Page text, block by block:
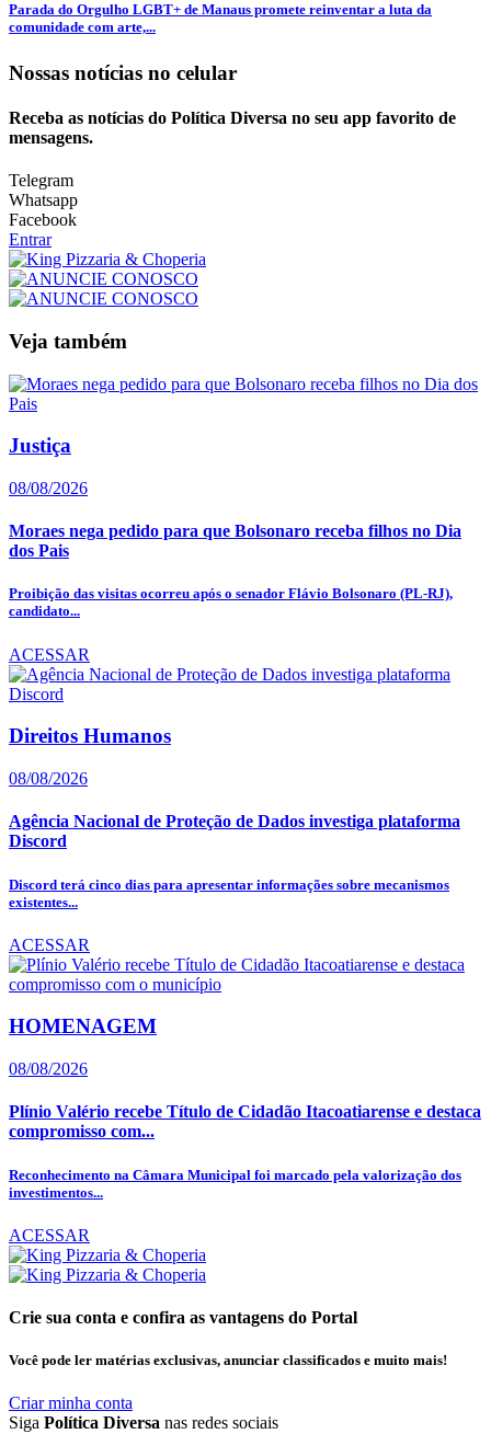
Parada do Orgulho LGBT+ de Manaus promete reinventar a luta da
comunidade com arte,...
Nossas notícias no celular
Receba as notícias do Política Diversa no seu app favorito de
mensagens.
Telegram
Whatsapp
Facebook
Entrar
Veja também
Justiça
08/08/2026
Moraes nega pedido para que Bolsonaro receba filhos no Dia
dos Pais
Proibição das visitas ocorreu após o senador Flávio Bolsonaro (PL-RJ),
candidato...
ACESSAR
Direitos Humanos
08/08/2026
Agência Nacional de Proteção de Dados investiga plataforma
Discord
Discord terá cinco dias para apresentar informações sobre mecanismos
existentes...
ACESSAR
HOMENAGEM
08/08/2026
Plínio Valério recebe Título de Cidadão Itacoatiarense e destaca
compromisso com...
Reconhecimento na Câmara Municipal foi marcado pela valorização dos
investimentos...
ACESSAR
Crie sua conta e confira as vantagens do Portal
Você pode ler matérias exclusivas, anunciar classificados e muito mais!
Criar minha conta
Siga Política Diversa nas redes sociais